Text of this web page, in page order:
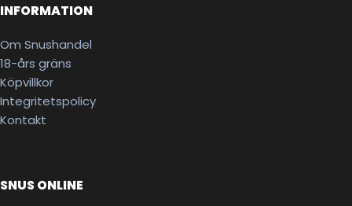
INFORMATION
Om Snushandel
18-års gräns
Köpvillkor
Integritetspolicy
Kontakt
SNUS ONLINE